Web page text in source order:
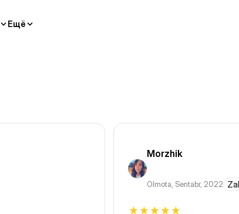
Ещё
Morzhik
Olmota, Sentabr, 2022